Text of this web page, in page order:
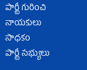
పార్టీ గురించి
నాయకులు
సాధకం
పార్టీ సభ్యులు